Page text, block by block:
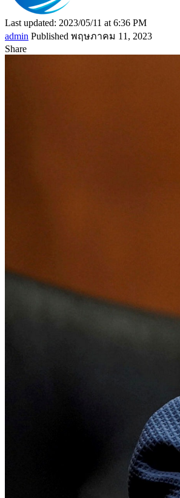
Last updated: 2023/05/11 at 6:36 PM
admin Published พฤษภาคม 11, 2023
Share